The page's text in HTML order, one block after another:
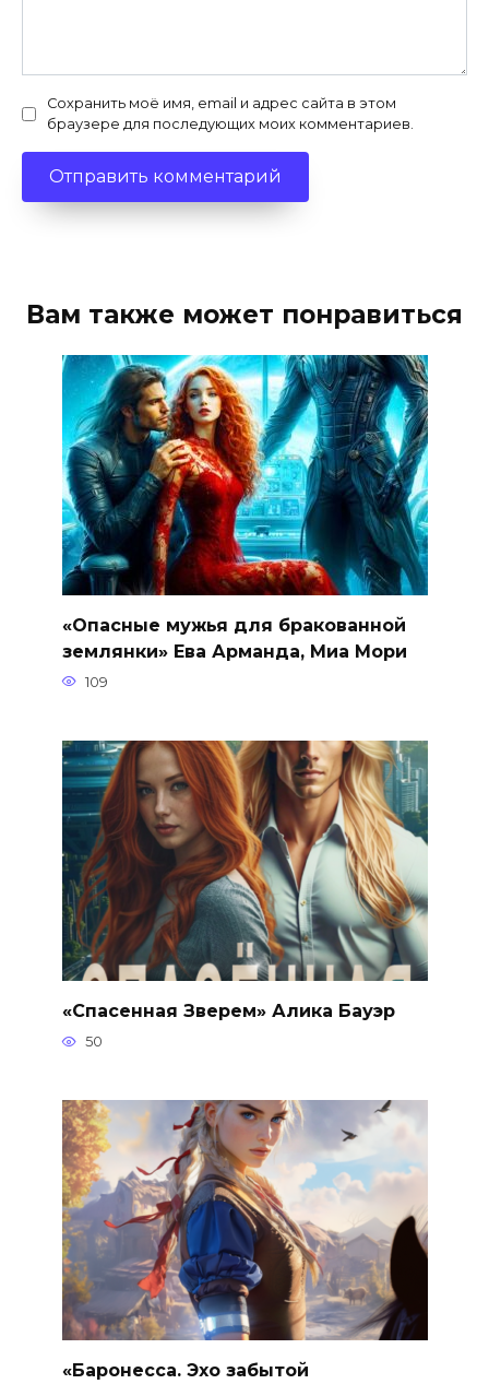
Сохранить моё имя, email и адрес сайта в этом
браузере для последующих моих комментариев.
Вам также может понравиться
«Опасные мужья для бракованной
землянки» Ева Арманда, Миа Мори
109
«Спасенная Зверем» Алика Бауэр
50
«Баронесса. Эхо забытой